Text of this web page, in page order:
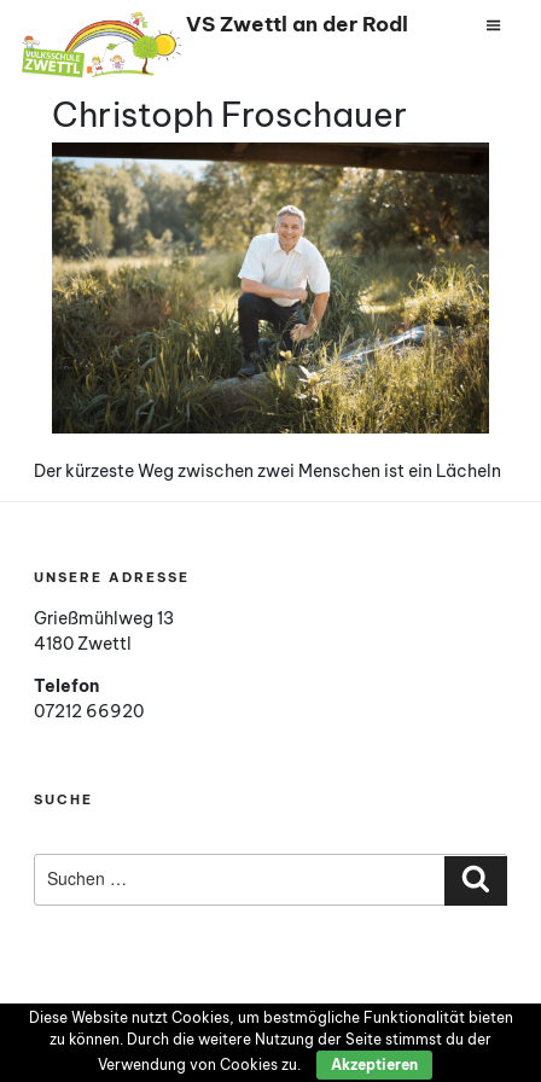
Inhalt
springen
VS Zwettl an der Rodl
Christoph Froschauer
Der kürzeste Weg zwischen zwei Menschen ist ein Lächeln
UNSERE ADRESSE
Grießmühlweg 13
4180 Zwettl
Telefon
07212 66920
SUCHE
Suchen
nach:
Diese Website nutzt Cookies, um bestmögliche Funktionalität bieten
zu können. Durch die weitere Nutzung der Seite stimmst du der
Verwendung von Cookies zu.
Akzeptieren